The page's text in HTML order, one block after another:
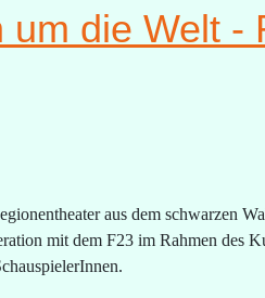
die Welt -
aus dem schwarzen
mit dem F23 im Rahmen des